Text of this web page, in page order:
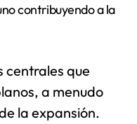
contribuyendo a la
centrales que
a menudo
la expansión.